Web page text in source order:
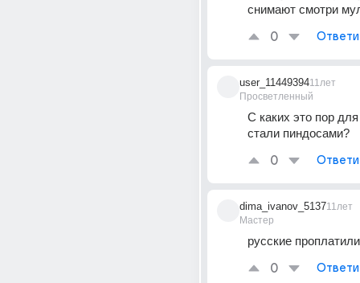
снимают смотри
0
user_11449394
Просветленный
11лет
С каких это пор
стали пиндосами?
0
dima_ivanov_5137
Мастер
11лет
русские
0